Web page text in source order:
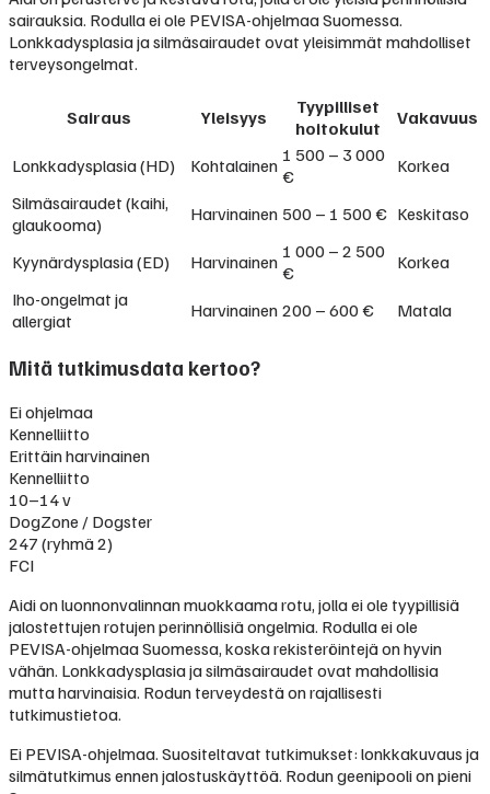
sairauksia. Rodulla ei ole PEVISA-ohjelmaa Suomessa.
Lonkkadysplasia ja silmäsairaudet ovat yleisimmät mahdolliset
terveysongelmat.
Sairaus Yleisyys
Tyypilliset
hoitokulut
Vakavuus
Lonkkadysplasia (HD) Kohtalainen 1 500 – 3 000
€
Korkea
Silmäsairaudet (kaihi,
glaukooma)
Harvinainen 500 – 1 500 € Keskitaso
Kyynärdysplasia (ED) Harvinainen 1 000 – 2 500
€
Korkea
Iho-ongelmat ja
allergiat
Harvinainen 200 – 600 € Matala
Mitä tutkimusdata kertoo?
Ei ohjelmaa
Kennelliitto
Erittäin harvinainen
Kennelliitto
10–14 v
DogZone / Dogster
247 (ryhmä 2)
FCI
Aidi on luonnonvalinnan muokkaama rotu, jolla ei ole tyypillisiä
jalostettujen rotujen perinnöllisiä ongelmia. Rodulla ei ole
PEVISA-ohjelmaa Suomessa, koska rekisteröintejä on hyvin
vähän. Lonkkadysplasia ja silmäsairaudet ovat mahdollisia
mutta harvinaisia. Rodun terveydestä on rajallisesti
tutkimustietoa.
Ei PEVISA-ohjelmaa. Suositeltavat tutkimukset: lonkkakuvaus ja
silmätutkimus ennen jalostuskäyttöä. Rodun geenipooli on pieni